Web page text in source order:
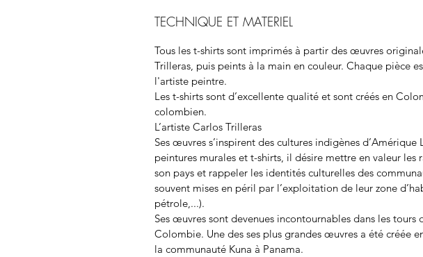
TECHNIQUE ET MATERIEL
Tous les t-shirts sont imprimés à partir des œuvres
Trilleras, puis peints à la main en couleur. Chaque pièce
l'artiste peintre.
Les t-shirts sont d’excellente qualité et sont créés en
colombien.
L’artiste Carlos Trilleras
Ses œuvres s’inspirent des cultures indigènes d’Amérique
peintures murales et t-shirts, il désire mettre en valeur les
son pays et rappeler les identités culturelles des
souvent mises en péril par l’exploitation de leur zone
pétrole,...).
Ses œuvres sont devenues incontournables dans les
Colombie. Une des ses plus grandes œuvres a été créée
la communauté Kuna à Panama.